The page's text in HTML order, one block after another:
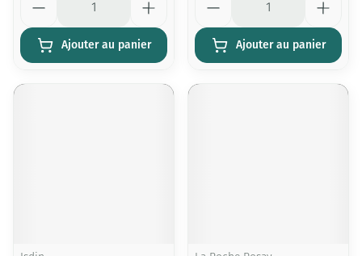
Ajouter au panier Ajouter au panier